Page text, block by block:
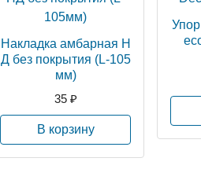
Накладка амбарная Н
Д без покрытия (L-105
мм)
35 ₽
В корзину